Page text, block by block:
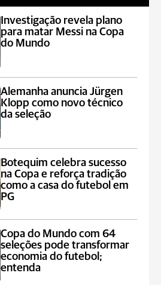
Investigação revela plano
para matar Messi na Copa
do Mundo
Alemanha anuncia Jürgen
Klopp como novo técnico
da seleção
Botequim celebra sucesso
na Copa e reforça tradição
como a casa do futebol em
PG
Copa do Mundo com 64
seleções pode transformar
economia do futebol;
entenda